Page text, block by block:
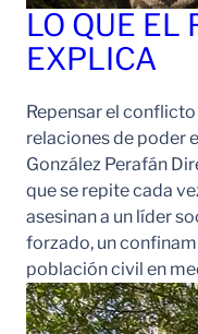
LO QUE EL
EXPLICA
Repensar el
relaciones de poder
González Perafán
que se repite cada
asesinan a un líder
forzado, un
población civil en